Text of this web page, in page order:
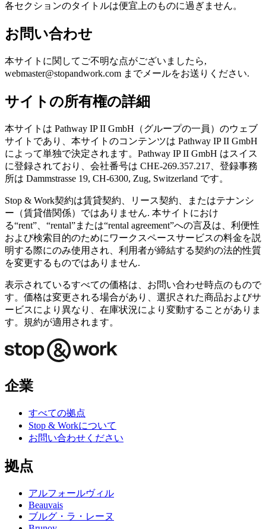
各セクションのタイトルは便宜上のものに過ぎません。
お問い合わせ
本サイトに関してご不明な点がございましたら,
webmaster@stopandwork.com までメールをお送りください.
サイトの所有権の詳細
本サイトは Pathway IP II GmbH（グループの一員）のウェブ
サイトであり、本サイトのコンテンツは Pathway IP II GmbH
によって単独で決定されます。Pathway IP II GmbH はスイス
に登録されており、会社番号は CHE-269.357.217、登録事務
所は Dammstrasse 19, CH-6300, Zug, Switzerland です。
Stop & Work契約は賃貸契約、リース契約、またはテナンシ
ー（賃貸借関係）ではありません. 本サイトにおけ
る“rent”、“rental”または“rental agreement”への言及は、利便性
および検索目的のためにワークスペースサービスの料金を説
明する際にのみ使用され、利用者が締結する契約の法的性質
を変更するものではありません.
表示されているすべての価格は、お問い合わせ時点のもので
す。価格は変更される場合があり、選択された商品およびサ
ービスにより異なり、在庫状況により変動することがありま
す。規約が適用されます。
企業
すべての拠点
Stop & Workについて
お問い合わせください
拠点
アルフォールヴィル
Beauvais
ブルグ・ラ・レーヌ